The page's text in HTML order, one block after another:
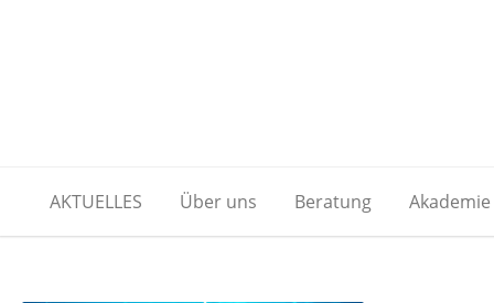
AKTUELLES Über uns Beratung Akademie